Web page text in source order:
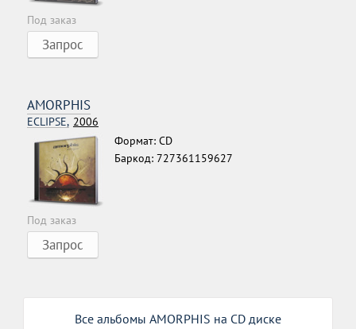
Под заказ
Запрос
AMORPHIS
ECLIPSE, 2006
Формат: CD
Баркод: 727361159627
Под заказ
Запрос
Все альбомы AMORPHIS на CD диске